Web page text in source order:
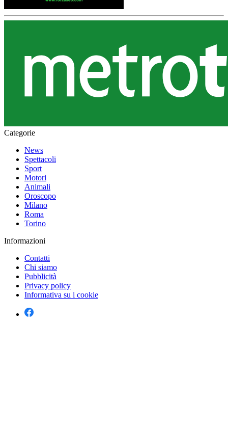
Categorie
News
Spettacoli
Sport
Motori
Animali
Oroscopo
Milano
Roma
Torino
Informazioni
Contatti
Chi siamo
Pubblicità
Privacy policy
Informativa su i cookie